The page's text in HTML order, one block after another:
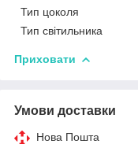
Тип цоколя
Тип світильника
Приховати
Умови доставки
Нова Пошта